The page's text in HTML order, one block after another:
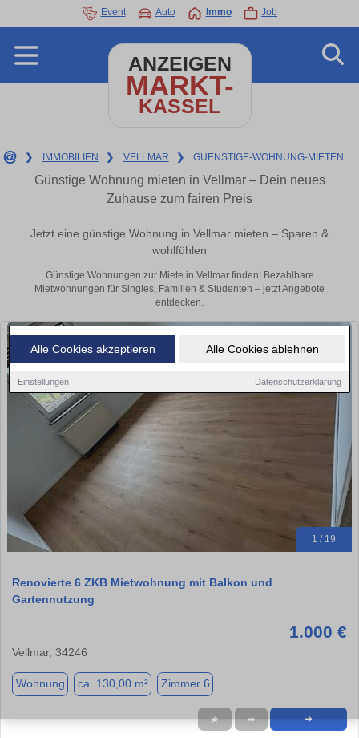
Alle Cookies akzeptieren Alle Cookies ablehnen
Einstellungen Datenschutzerklärung
Event Auto Immo Job
ANZEIGEN
MARKT-
KASSEL
❯ IMMOBILIEN ❯ VELLMAR ❯ GUENSTIGE-WOHNUNG-MIETEN
Günstige Wohnung mieten in Vellmar – Dein neues
Zuhause zum fairen Preis
Jetzt eine günstige Wohnung in Vellmar mieten – Sparen &
wohlfühlen
Günstige Wohnungen zur Miete in Vellmar finden! Bezahlbare
Mietwohnungen für Singles, Familien & Studenten – jetzt Angebote
entdecken.
1 / 19
Renovierte 6 ZKB Mietwohnung mit Balkon und
Gartennutzung
1.000 €
Vellmar, 34246
Wohnung ca. 130,00 m² Zimmer 6
★ ➦ ➜